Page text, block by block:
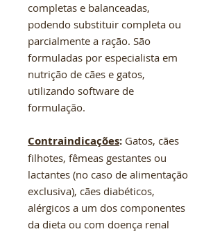
completas e balanceadas,
podendo substituir completa ou
parcialmente a ração. São
formuladas por especialista em
nutrição de cães e gatos,
utilizando software de
formulação.
Contraindicações: Gatos, cães
filhotes, fêmeas gestantes ou
lactantes (no caso de alimentação
exclusiva), cães diabéticos,
alérgicos a um dos componentes
da dieta ou com doença renal